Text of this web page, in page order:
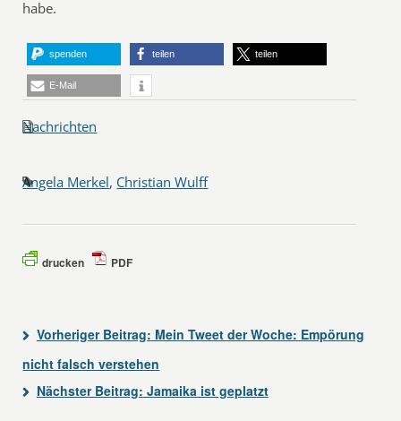
habe.
spenden teilen teilen
E-Mail
Nachrichten
Angela Merkel, Christian Wulff
drucken PDF
Vorheriger Beitrag: Mein Tweet der Woche: Empörung
nicht falsch verstehen
Nächster Beitrag: Jamaika ist geplatzt